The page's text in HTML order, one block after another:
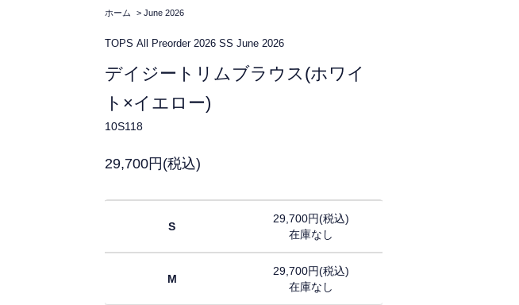
ホーム
> June 2026
TOPS All Preorder 2026 SS June 2026
デイジートリムブラウス(ホワイ
ト×イエロー)
10S118
29,700円(税込)
S
29,700円(税込)
在庫なし
M
29,700円(税込)
在庫なし